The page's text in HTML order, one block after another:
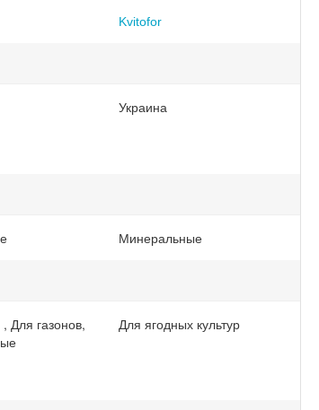
Kvitofor
Украина
Минеральные
Для газонов,
Для ягодных культур